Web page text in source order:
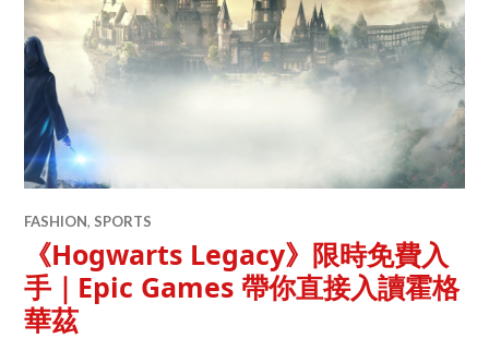
FASHION, SPORTS
《Hogwarts Legacy》限時免費入
手｜Epic Games 帶你直接入讀霍格
華茲